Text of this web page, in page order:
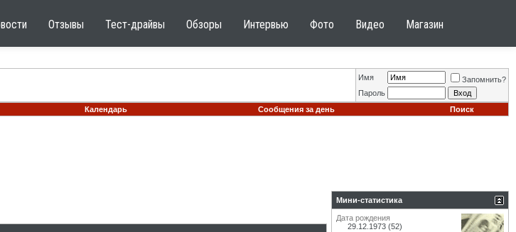
Отзывы Тест-драйвы Обзоры Интервью Фото Видео Магазин
Имя
Запомнить?
Пароль
Календарь Сообщения за день Поиск
Мини-статистика
Дата рождения
29.12.1973 (52)